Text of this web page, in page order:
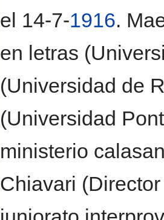
el 14-7-1916.
en letras
(Universidad de
(Universidad
ministerio
Chiavari